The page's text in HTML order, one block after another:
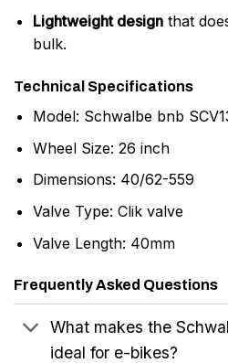
Lightweight designthat
bulk.
Technical Specifications
Model: Schwalbe bnb
Wheel Size: 26 inch
Dimensions: 40/62-559
Valve Type: Clik valve
Valve Length: 40mm
Frequently Asked Questions
What makes the
ideal for e-bikes?